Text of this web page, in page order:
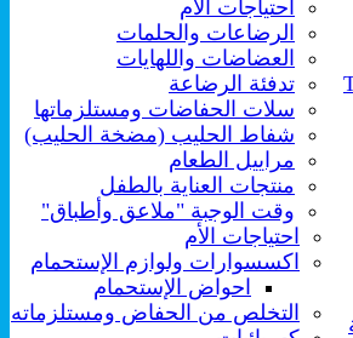
احتياجات الأم
الرضاعات والحلمات
العضاضات واللهايات
تدفئة الرضاعة
سلات الحفاضات ومستلزماتها
شفاط الحليب (مضخة الحليب)
مراييل الطعام
منتجات العناية بالطفل
وقت الوجبة "ملاعق وأطباق"
احتياجات الأم
اكسسوارات ولوازم الإستحمام
احواض الإستحمام
التخلص من الحفاض ومستلزماته